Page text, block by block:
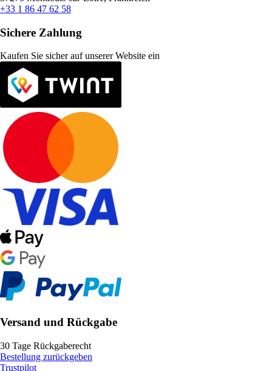
+33 1 86 47 62 58
Sichere Zahlung
Kaufen Sie sicher auf unserer Website ein
Versand und Rückgabe
30 Tage Rückgaberecht
Bestellung zurückgeben
Trustpilot